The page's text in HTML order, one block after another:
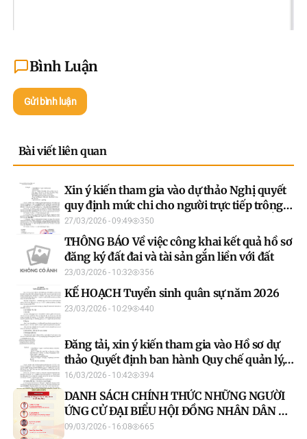
Bình Luận
Gửi bình luận
Bài viết liên quan
Xin ý kiến tham gia vào dự thảo Nghị quyết
quy định mức chi cho người trực tiếp trông
coi di tích lịch sử - văn hoá, danh lam thắng
cảnh trên địa bàn tỉnh Tuyên Quang
27/03/2026 - 09:49 350
THÔNG BÁO Về việc công khai kết quả hồ sơ
đăng ký đất đai và tài sản gắn liền với đất
23/03/2026 - 10:32 356
KẾ HOẠCH Tuyển sinh quân sự năm 2026
23/03/2026 - 10:29 440
Đăng tải, xin ý kiến tham gia vào Hồ sơ dự
thảo Quyết định ban hành Quy chế quản lý,
bảo vệ và phát huy giá trị di tích lịch sử - văn
hóa, danh lam thắng cảnh, di vật, cổ vật, bảo
vật quốc gia trên địa bàn tỉnh Tuyên Quang
16/03/2026 - 10:42 394
DANH SÁCH CHÍNH THỨC NHỮNG NGƯỜI
ỨNG CỬ ĐẠI BIỂU HỘI ĐỒNG NHÂN DÂN XÃ
NÀ HANG KHÓA II, NHIỆM KỲ 2026 - 2031
09/03/2026 - 16:08 665